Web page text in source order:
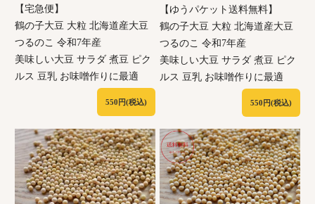
【宅急便】
鶴の子大豆 大粒 北海道産大豆
つるのこ 令和7年産
美味しい大豆 サラダ 煮豆 ピク
ルス 豆乳 お味噌作りに最適
550円(税込)
【ゆうパケット送料無料】
鶴の子大豆 大粒 北海道産大豆
つるのこ 令和7年産
美味しい大豆 サラダ 煮豆 ピク
ルス 豆乳 お味噌作りに最適
550円(税込)